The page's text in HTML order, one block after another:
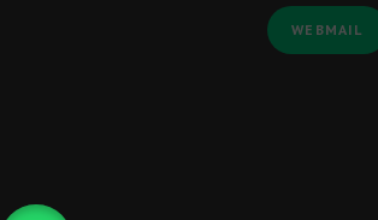
WEBMAIL